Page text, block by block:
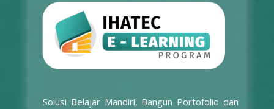
Solusi Belajar Mandiri, Bangun Portofolio dan